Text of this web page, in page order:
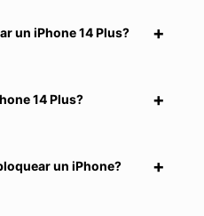
un iPhone 14 Plus?
14 Plus?
un iPhone?